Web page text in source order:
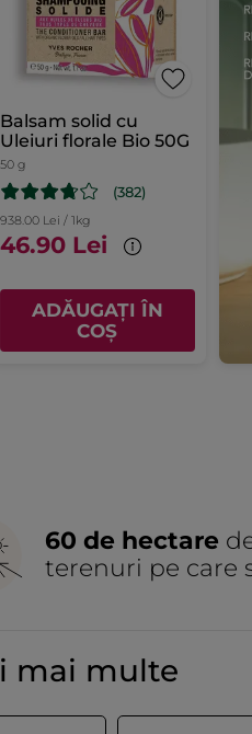
Balsam solid cu
Uleiuri florale Bio 50G
50 g
(382)
938.00 Lei / 1kg
46.90 Lei
ADĂUGAȚI ÎN
COȘ
60 de hectare
terenuri pe care
mai multe